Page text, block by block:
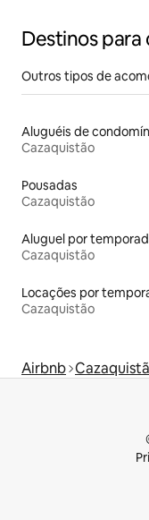
Destinos
Outros tipos de
Aluguéis de
Cazaquistão
Pousadas
Cazaquistão
Cazaquistão
Cazaquistão
Airbnb